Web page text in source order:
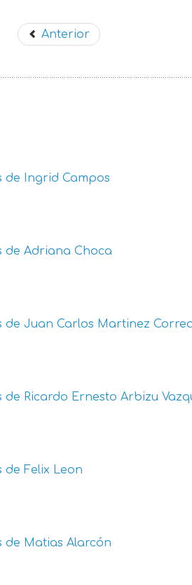
Anterior
de Ingrid Campos
de Adriana Choca
de Juan Carlos Martinez
de Ricardo Ernesto Arbizu
de Felix Leon
de Matias Alarcón